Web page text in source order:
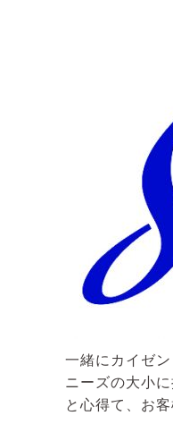
一緒にカイゼ
ニーズの大小
と心得て、お